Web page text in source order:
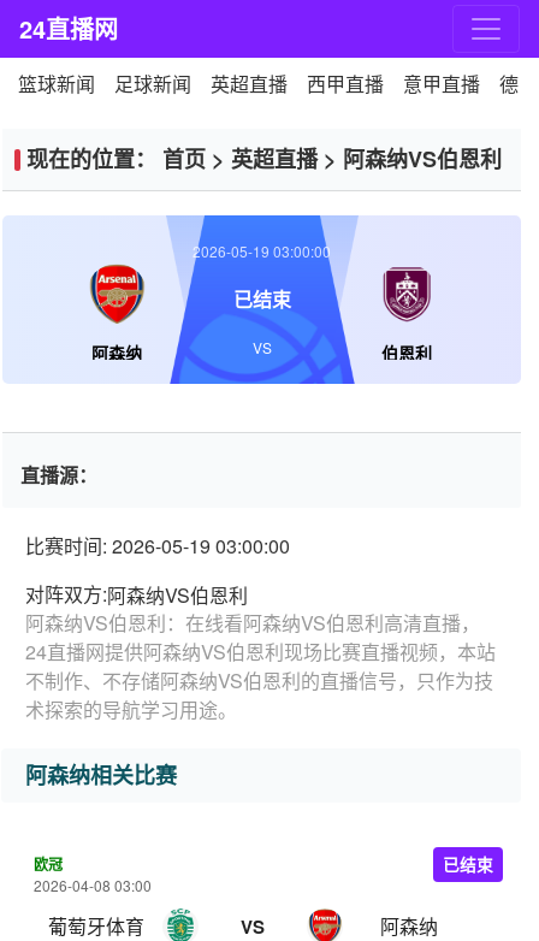
24直播网
篮球新闻 足球新闻 英超直播 西甲直播 意甲直播 德
现在的位置： 首页 > 英超直播> 阿森纳VS伯恩利
阿森纳 伯恩利
2026-05-19 03:00:00
已结束
VS
直播源：
比赛时间: 2026-05-19 03:00:00
对阵双方:阿森纳VS伯恩利
阿森纳VS伯恩利：在线看阿森纳VS伯恩利高清直播，
24直播网提供阿森纳VS伯恩利现场比赛直播视频，本站
不制作、不存储阿森纳VS伯恩利的直播信号，只作为技
术探索的导航学习用途。
阿森纳相关比赛
欧冠
2026-04-08 03:00
葡萄牙体育 VS 阿森纳
已结束